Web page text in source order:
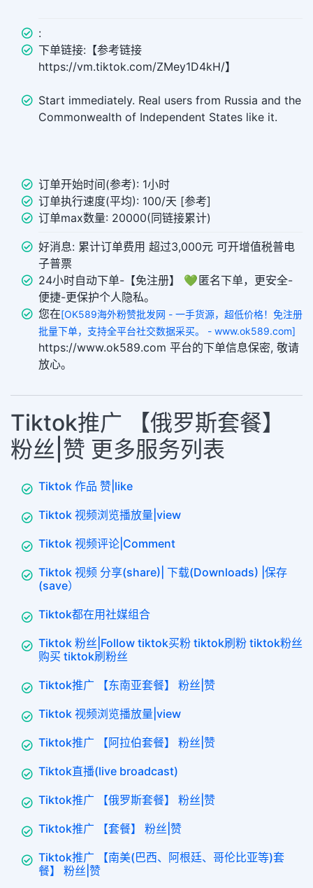
:
下单链接:【参考链接
https://vm.tiktok.com/ZMey1D4kH/】
Start immediately. Real users from Russia and the
Commonwealth of Independent States like it.
订单开始时间(参考): 1小时
订单执行速度(平均): 100/天 [参考]
订单max数量: 20000(同链接累计)
好消息: 累计订单费用 超过3,000元 可开增值税普电
子普票
24小时自动下单-【免注册】 💚 匿名下单，更安全-
便捷-更保护个人隐私。
您在[OK589海外粉赞批发网 - 一手货源，超低价格！免注册
批量下单，支持全平台社交数据采买。 - www.ok589.com]
https://www.ok589.com 平台的下单信息保密, 敬请
放心。
Tiktok推广 【俄罗斯套餐】
粉丝|赞 更多服务列表
Tiktok 作品 赞|like
Tiktok 视频浏览播放量|view
Tiktok 视频评论|Comment
Tiktok 视频 分享(share)| 下载(Downloads) |保存
(save）
Tiktok都在用社媒组合
Tiktok 粉丝|Follow tiktok买粉 tiktok刷粉 tiktok粉丝
购买 tiktok刷粉丝
Tiktok推广 【东南亚套餐】 粉丝|赞
Tiktok 视频浏览播放量|view
Tiktok推广 【阿拉伯套餐】 粉丝|赞
Tiktok直播(live broadcast)
Tiktok推广 【俄罗斯套餐】 粉丝|赞
Tiktok推广 【套餐】 粉丝|赞
Tiktok推广 【南美(巴西、阿根廷、哥伦比亚等)套
餐】 粉丝|赞